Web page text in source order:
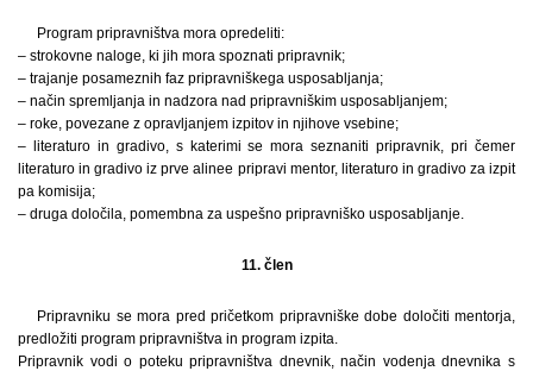
Program pripravništva mora opredeliti:
– strokovne naloge, ki jih mora spoznati pripravnik;
– trajanje posameznih faz pripravniškega usposabljanja;
– način spremljanja in nadzora nad pripravniškim usposabljanjem;
– roke, povezane z opravljanjem izpitov in njihove vsebine;
– literaturo in gradivo, s katerimi se mora seznaniti pripravnik, pri čemer
literaturo in gradivo iz prve alinee pripravi mentor, literaturo in gradivo za izpit
pa komisija;
– druga določila, pomembna za uspešno pripravniško usposabljanje.
11. člen
Pripravniku se mora pred pričetkom pripravniške dobe določiti mentorja,
predložiti program pripravništva in program izpita.
Pripravnik vodi o poteku pripravništva dnevnik, način vodenja dnevnika s